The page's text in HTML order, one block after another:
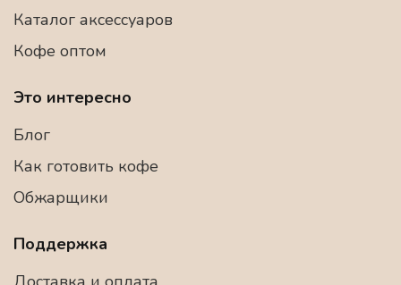
Каталог аксессуаров
Кофе оптом
Это интересно
Блог
Как готовить кофе
Обжарщики
Поддержка